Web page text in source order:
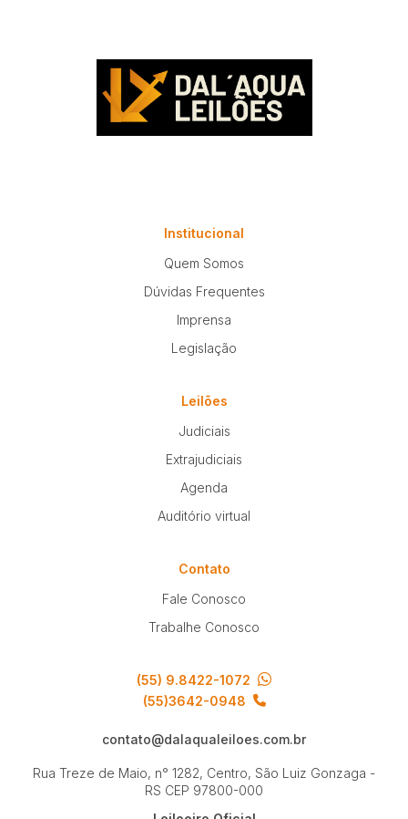
Institucional
Quem Somos
Dúvidas Frequentes
Imprensa
Legislação
Leilões
Judiciais
Extrajudiciais
Agenda
Auditório virtual
Contato
Fale Conosco
Trabalhe Conosco
(55) 9.8422-1072
(55)3642-0948
contato@dalaqualeiloes.com.br
Rua Treze de Maio, n° 1282, Centro, São Luiz Gonzaga -
RS CEP 97800-000